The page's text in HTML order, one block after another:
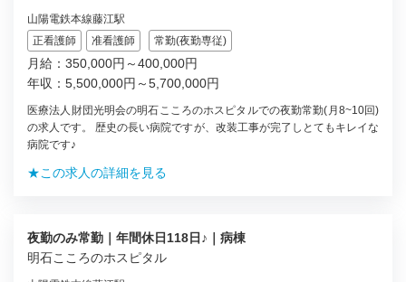
山陽電鉄本線藤江駅
正看護師
准看護師 常勤(夜勤専従)
月給：350,000円～400,000円
年収：5,500,000円～5,700,000円
医療法人財団光明会の明石こころのホスピタルでの夜勤常勤(月8~10回)
の求人です。 歴史の長い病院ですが、改装工事が完了しとてもキレイな
病院です♪
★この求人の詳細を見る
夜勤のみ常勤｜年間休日118日♪｜病棟
明石こころのホスピタル